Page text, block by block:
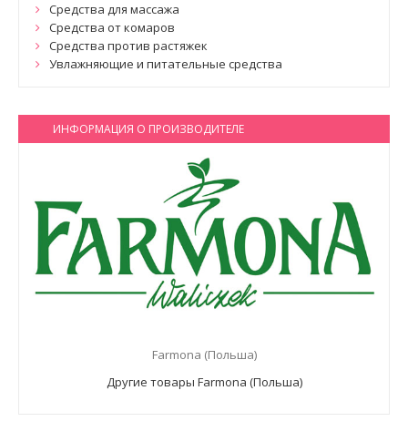
Средства для массажа
Средства от комаров
Средства против растяжек
Увлажняющие и питательные средства
ИНФОРМАЦИЯ О ПРОИЗВОДИТЕЛЕ
Farmona (Польша)
Другие товары Farmona (Польша)